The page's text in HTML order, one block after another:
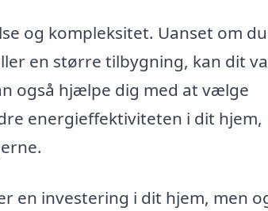
og kompleksitet. Uanset om du
en større tilbygning, kan dit
også hjælpe dig med at vælge
energieffektiviteten i dit hjem,
en investering i dit hjem, men